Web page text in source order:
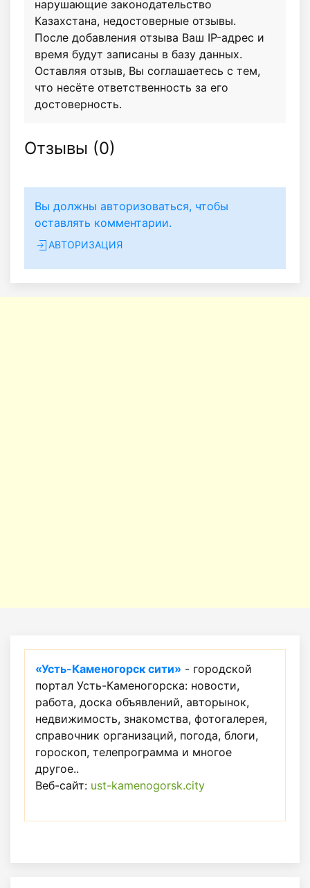
нарушающие законодательство
Казахстана, недостоверные отзывы.
После добавления отзыва Ваш IP-адрес и
время будут записаны в базу данных.
Оставляя отзыв, Вы соглашаетесь с тем,
что несёте ответственность за его
достоверность.
Отзывы (0)
Вы должны авторизоваться, чтобы
оставлять комментарии.
АВТОРИЗАЦИЯ
«Усть-Каменогорск сити» - городской
портал Усть-Каменогорска: новости,
работа, доска объявлений, авторынок,
недвижимость, знакомства, фотогалерея,
справочник организаций, погода, блоги,
гороскоп, телепрограмма и многое
другое..
Веб-сайт: ust-kamenogorsk.city